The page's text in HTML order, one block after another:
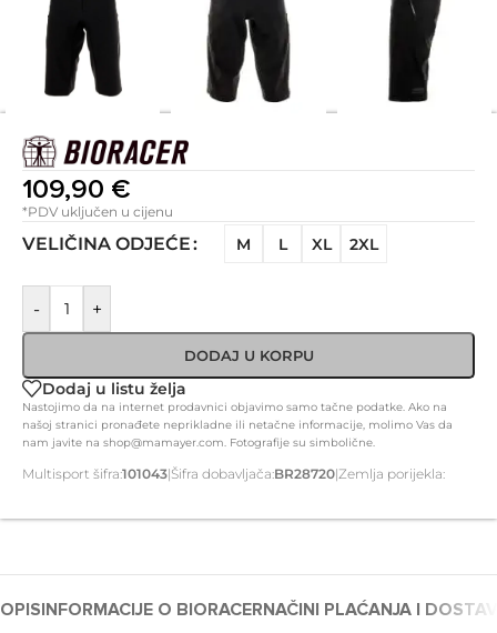
109,90 €
*PDV uključen u cijenu
VELIČINA ODJEĆE M L XL 2XL
- +
DODAJ U KORPU
Dodaj u listu želja
Nastojimo da na internet prodavnici objavimo samo tačne podatke. Ako na
našoj stranici pronađete neprikladne ili netačne informacije, molimo Vas da
nam javite na shop@mamayer.com. Fotografije su simbolične.
Multisport šifra:101043|Šifra dobavljača:BR28720|Zemlja porijekla:
OPISINFORMACIJE O BIORACERNAČINI PLAĆANJA I